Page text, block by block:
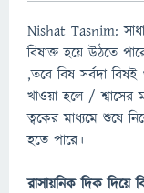
Nishat Tasnim:
বিষাক্ত হয়ে উঠতে
,তবে বিষ সর্বদা
খাওয়া হলে / শ্বাসের
ত্বকের মাধ্যমে শুষে
হতে পারে।
রাসায়নিক দিক দিয়ে